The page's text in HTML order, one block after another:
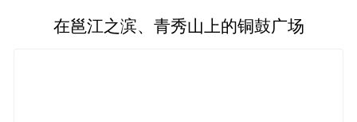
在邕江之滨、青秀山上的铜鼓广场